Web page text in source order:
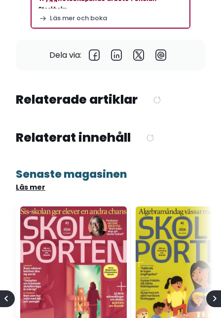
Stockholm
Läs mer och boka
Dela via:
Relaterade artiklar
Relaterat innehåll
Senaste magasinen
Läs mer